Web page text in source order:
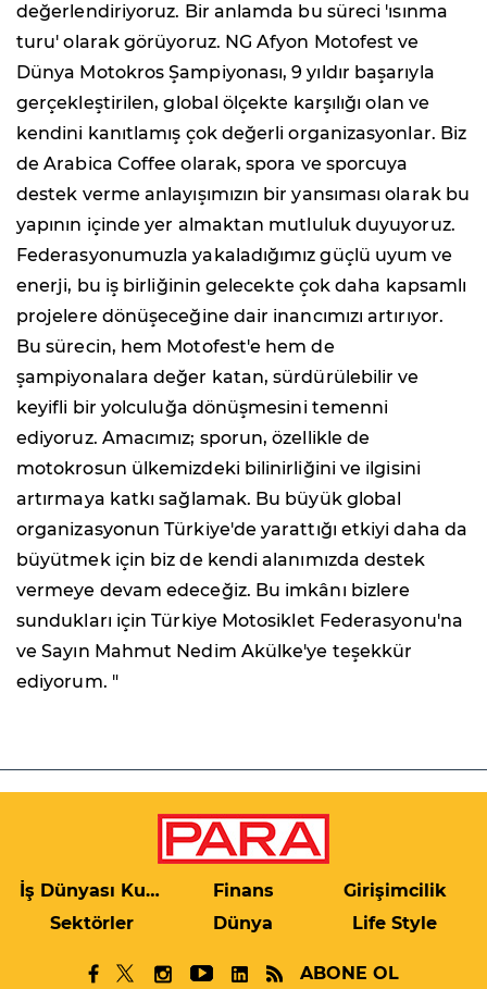
değerlendiriyoruz. Bir anlamda bu süreci 'ısınma
turu' olarak görüyoruz. NG Afyon Motofest ve
Dünya Motokros Şampiyonası, 9 yıldır başarıyla
gerçekleştirilen, global ölçekte karşılığı olan ve
kendini kanıtlamış çok değerli organizasyonlar. Biz
de Arabica Coffee olarak, spora ve sporcuya
destek verme anlayışımızın bir yansıması olarak bu
yapının içinde yer almaktan mutluluk duyuyoruz.
Federasyonumuzla yakaladığımız güçlü uyum ve
enerji, bu iş birliğinin gelecekte çok daha kapsamlı
projelere dönüşeceğine dair inancımızı artırıyor.
Bu sürecin, hem Motofest'e hem de
şampiyonalara değer katan, sürdürülebilir ve
keyifli bir yolculuğa dönüşmesini temenni
ediyoruz. Amacımız; sporun, özellikle de
motokrosun ülkemizdeki bilinirliğini ve ilgisini
artırmaya katkı sağlamak. Bu büyük global
organizasyonun Türkiye'de yarattığı etkiyi daha da
büyütmek için biz de kendi alanımızda destek
vermeye devam edeceğiz. Bu imkânı bizlere
sundukları için Türkiye Motosiklet Federasyonu'na
ve Sayın Mahmut Nedim Akülke'ye teşekkür
ediyorum. "
İş Dünyası Kulis Finans
Girişimcilik
Sektörler
Dünya Life Style
ABONE OL